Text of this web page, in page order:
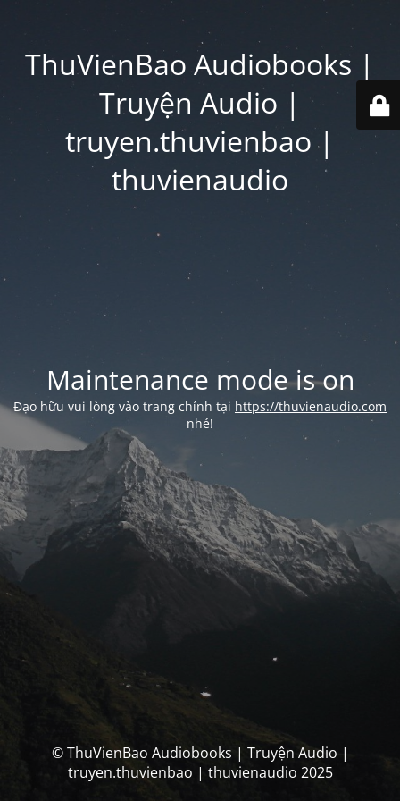
ThuVienBao Audiobooks |
Truyện Audio |
truyen.thuvienbao |
thuvienaudio
Maintenance mode is on
Đạo hữu vui lòng vào trang chính tại https://thuvienaudio.com
nhé!
© ThuVienBao Audiobooks | Truyện Audio |
truyen.thuvienbao | thuvienaudio 2025